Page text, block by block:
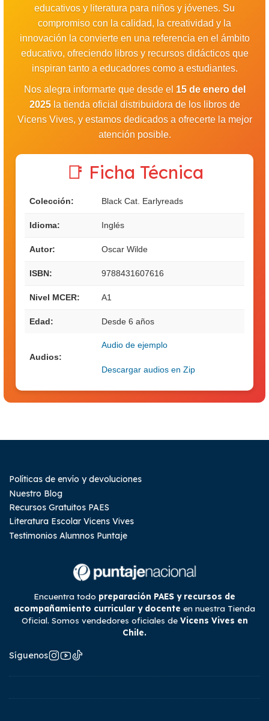
educativos y literatura para niños y jóvenes. Su
compromiso con la calidad, la creatividad y la
innovación la convierte en una referencia en el ámbito
educativo, ofreciendo libros y recursos didácticos que
inspiran tanto a educadores como a estudiantes.
Nos alegra informarte que desde el 15 de enero del
2025la tienda oficial distribuidora de los libros de
Vicens Vives, y estamos dedicados a ofrecerte la mejor
atención posible.
📑 Ficha Técnica
Colección: Black Cat. Earlyreads
Idioma: Inglés
Autor: Oscar Wilde
ISBN: 9788431607616
Nivel MCER: A1
Edad: Desde 6 años
Audios:
Audio de ejemplo
Descargar audios en Zip
Políticas de envío y devoluciones
Nuestro Blog
Recursos Gratuitos PAES
Literatura Escolar Vicens Vives
Testimonios Alumnos Puntaje
Encuentra todo preparación PAES y recursos de
acompañamiento curricular y docente en nuestra Tienda
Oficial. Somos vendedores oficiales de Vicens Vives en
Chile.
Síguenos